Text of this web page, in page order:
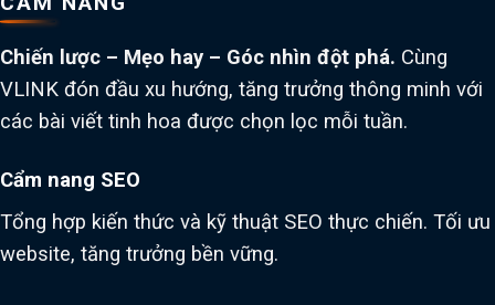
Chiến lược – Mẹo hay – Góc nhìn đột phá. Cùng
VLINK đón đầu xu hướng, tăng trưởng thông minh với
các bài viết tinh hoa được chọn lọc mỗi tuần.
Cẩm nang SEO
Tổng hợp kiến thức và kỹ thuật SEO thực chiến. Tối ưu
website, tăng trưởng bền vững.